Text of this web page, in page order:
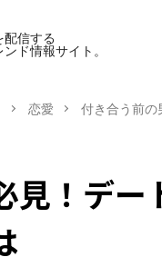
配信する
ド情報サイト。
恋愛 付き合う前の
見！デ